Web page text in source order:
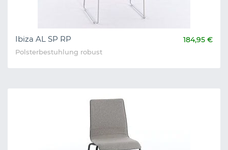
Ibiza AL SP RP 184,95 €
Polsterbestuhlung robust